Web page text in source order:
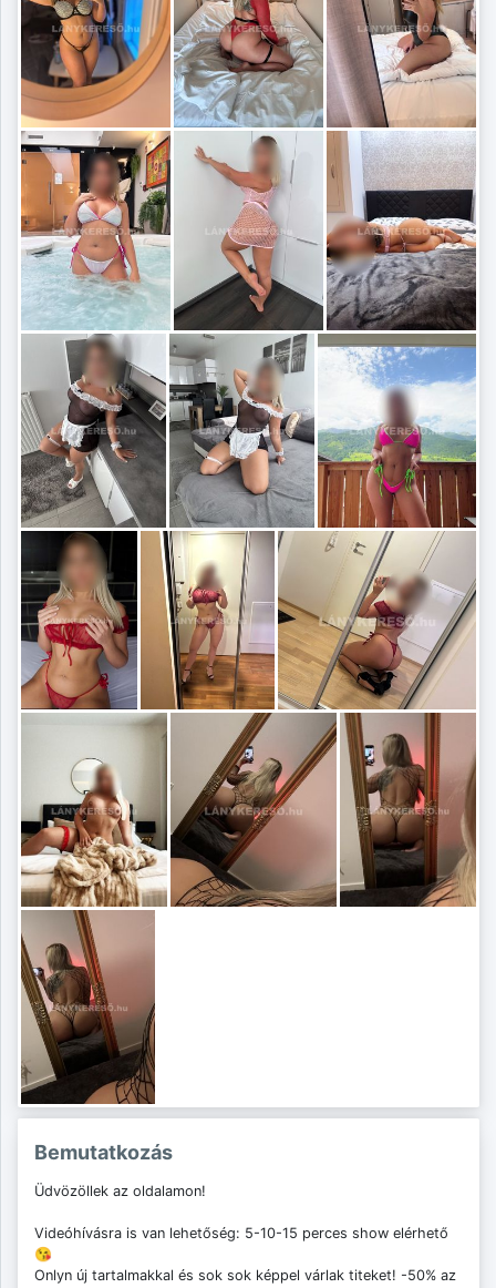
Bemutatkozás
Üdvözöllek az oldalamon!
Videóhívásra is van lehetőség: 5-10-15 perces show elérhető
😘
Onlyn új tartalmakkal és sok sok képpel várlak titeket! -50% az